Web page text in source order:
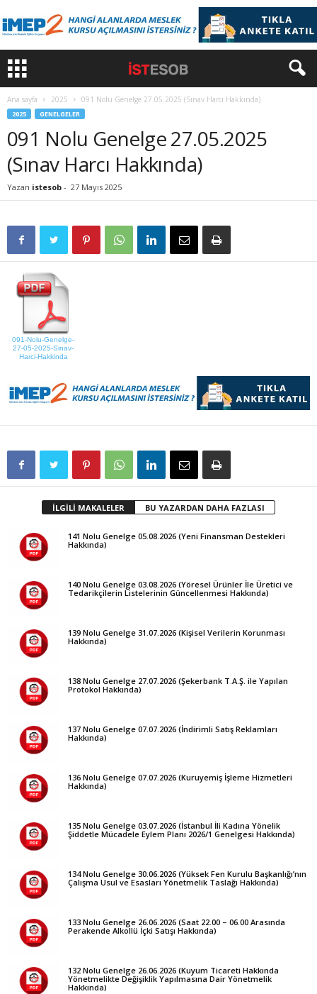
Ana sayfa 2025 091 Nolu Genelge 27.05.2025 (Sınav Harcı Hakkında)
2025 GENELGELER
091 Nolu Genelge 27.05.2025
(Sınav Harcı Hakkında)
Yazan istesob - 27 Mayıs 2025
091-Nolu-Genelge-
27-05-2025-Sinav-
Harci-Hakkinda
İLGİLİ MAKALELER BU YAZARDAN DAHA FAZLASI
141 Nolu Genelge 05.08.2026 (Yeni Finansman Destekleri
Hakkında)
140 Nolu Genelge 03.08.2026 (Yöresel Ürünler İle Üretici ve
Tedarikçilerin Listelerinin Güncellenmesi Hakkında)
139 Nolu Genelge 31.07.2026 (Kişisel Verilerin Korunması
Hakkında)
138 Nolu Genelge 27.07.2026 (Şekerbank T.A.Ş. ile Yapılan
Protokol Hakkında)
137 Nolu Genelge 07.07.2026 (İndirimli Satış Reklamları
Hakkında)
136 Nolu Genelge 07.07.2026 (Kuruyemiş İşleme Hizmetleri
Hakkında)
135 Nolu Genelge 03.07.2026 (İstanbul İli Kadına Yönelik
Şiddetle Mücadele Eylem Planı 2026/1 Genelgesi Hakkında)
134 Nolu Genelge 30.06.2026 (Yüksek Fen Kurulu Başkanlığı’nın
Çalışma Usul ve Esasları Yönetmelik Taslağı Hakkında)
133 Nolu Genelge 26.06.2026 (Saat 22.00 – 06.00 Arasında
Perakende Alkollü İçki Satışı Hakkında)
132 Nolu Genelge 26.06.2026 (Kuyum Ticareti Hakkında
Yönetmelikte Değişiklik Yapılmasına Dair Yönetmelik
Hakkında)